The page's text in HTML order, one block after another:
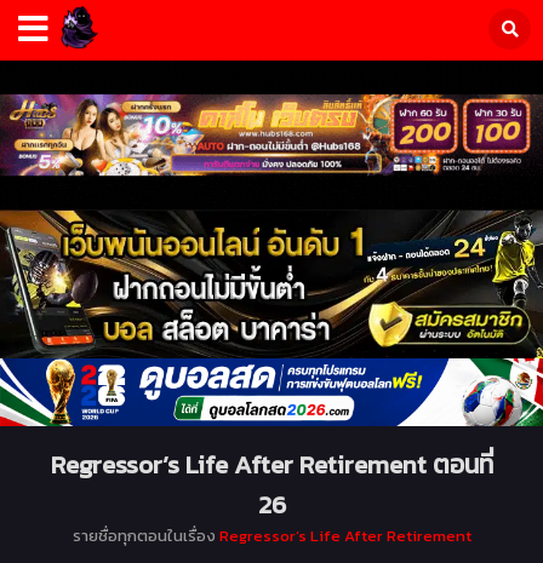
Regressor’s Life After Retirement ตอนที่
26
รายชื่อทุกตอนในเรื่อง Regressor’s Life After Retirement